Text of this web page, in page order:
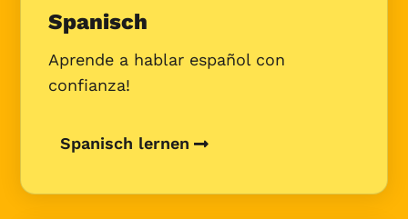
Spanisch
Aprende a hablar español con
confianza!
Spanisch lernen